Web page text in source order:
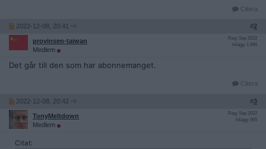
Citera
2022-12-08, 20:41 #2
provinsen-taiwan
Medlem
Reg: Sep 2022
Inlägg: 1 895
Det går till den som har abonnemanget.
Citera
2022-12-08, 20:42 #3
TonyMeltdown
Medlem
Reg: Sep 2022
Inlägg: 665
Citat: